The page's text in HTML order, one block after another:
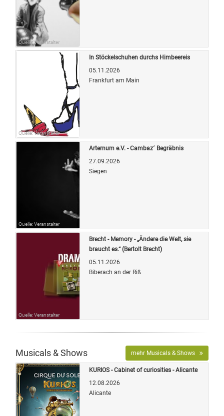
Quelle: Veranstalter
Quelle: Veranstalter
In Stöckelschuhen durchs Himbeereis
05.11.2026
Frankfurt am Main
Quelle: Veranstalter
Arternum e.V. - Cambaz´ Begräbnis
27.09.2026
Siegen
Quelle: Veranstalter
Brecht - Memory - „Ändere die Welt, sie
braucht es.“ (Bertolt Brecht)
05.11.2026
Biberach an der Riß
Musicals & Shows mehr Musicals & Shows
KURIOS - Cabinet of curiosities - Alicante
12.08.2026
Alicante